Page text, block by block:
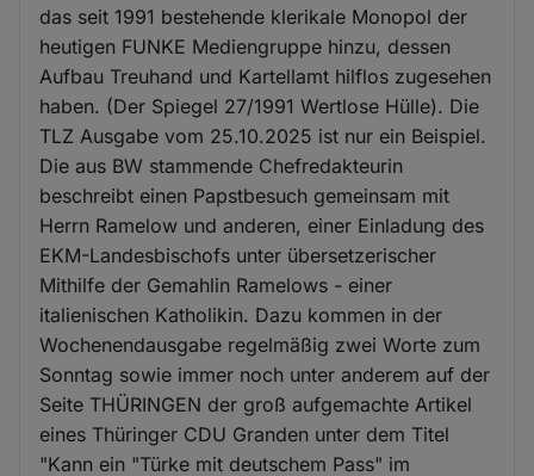
das seit 1991 bestehende klerikale Monopol der
heutigen FUNKE Mediengruppe hinzu, dessen
Aufbau Treuhand und Kartellamt hilflos zugesehen
haben. (Der Spiegel 27/1991 Wertlose Hülle). Die
TLZ Ausgabe vom 25.10.2025 ist nur ein Beispiel.
Die aus BW stammende Chefredakteurin
beschreibt einen Papstbesuch gemeinsam mit
Herrn Ramelow und anderen, einer Einladung des
EKM-Landesbischofs unter übersetzerischer
Mithilfe der Gemahlin Ramelows - einer
italienischen Katholikin. Dazu kommen in der
Wochenendausgabe regelmäßig zwei Worte zum
Sonntag sowie immer noch unter anderem auf der
Seite THÜRINGEN der groß aufgemachte Artikel
eines Thüringer CDU Granden unter dem Titel
"Kann ein "Türke mit deutschem Pass" im